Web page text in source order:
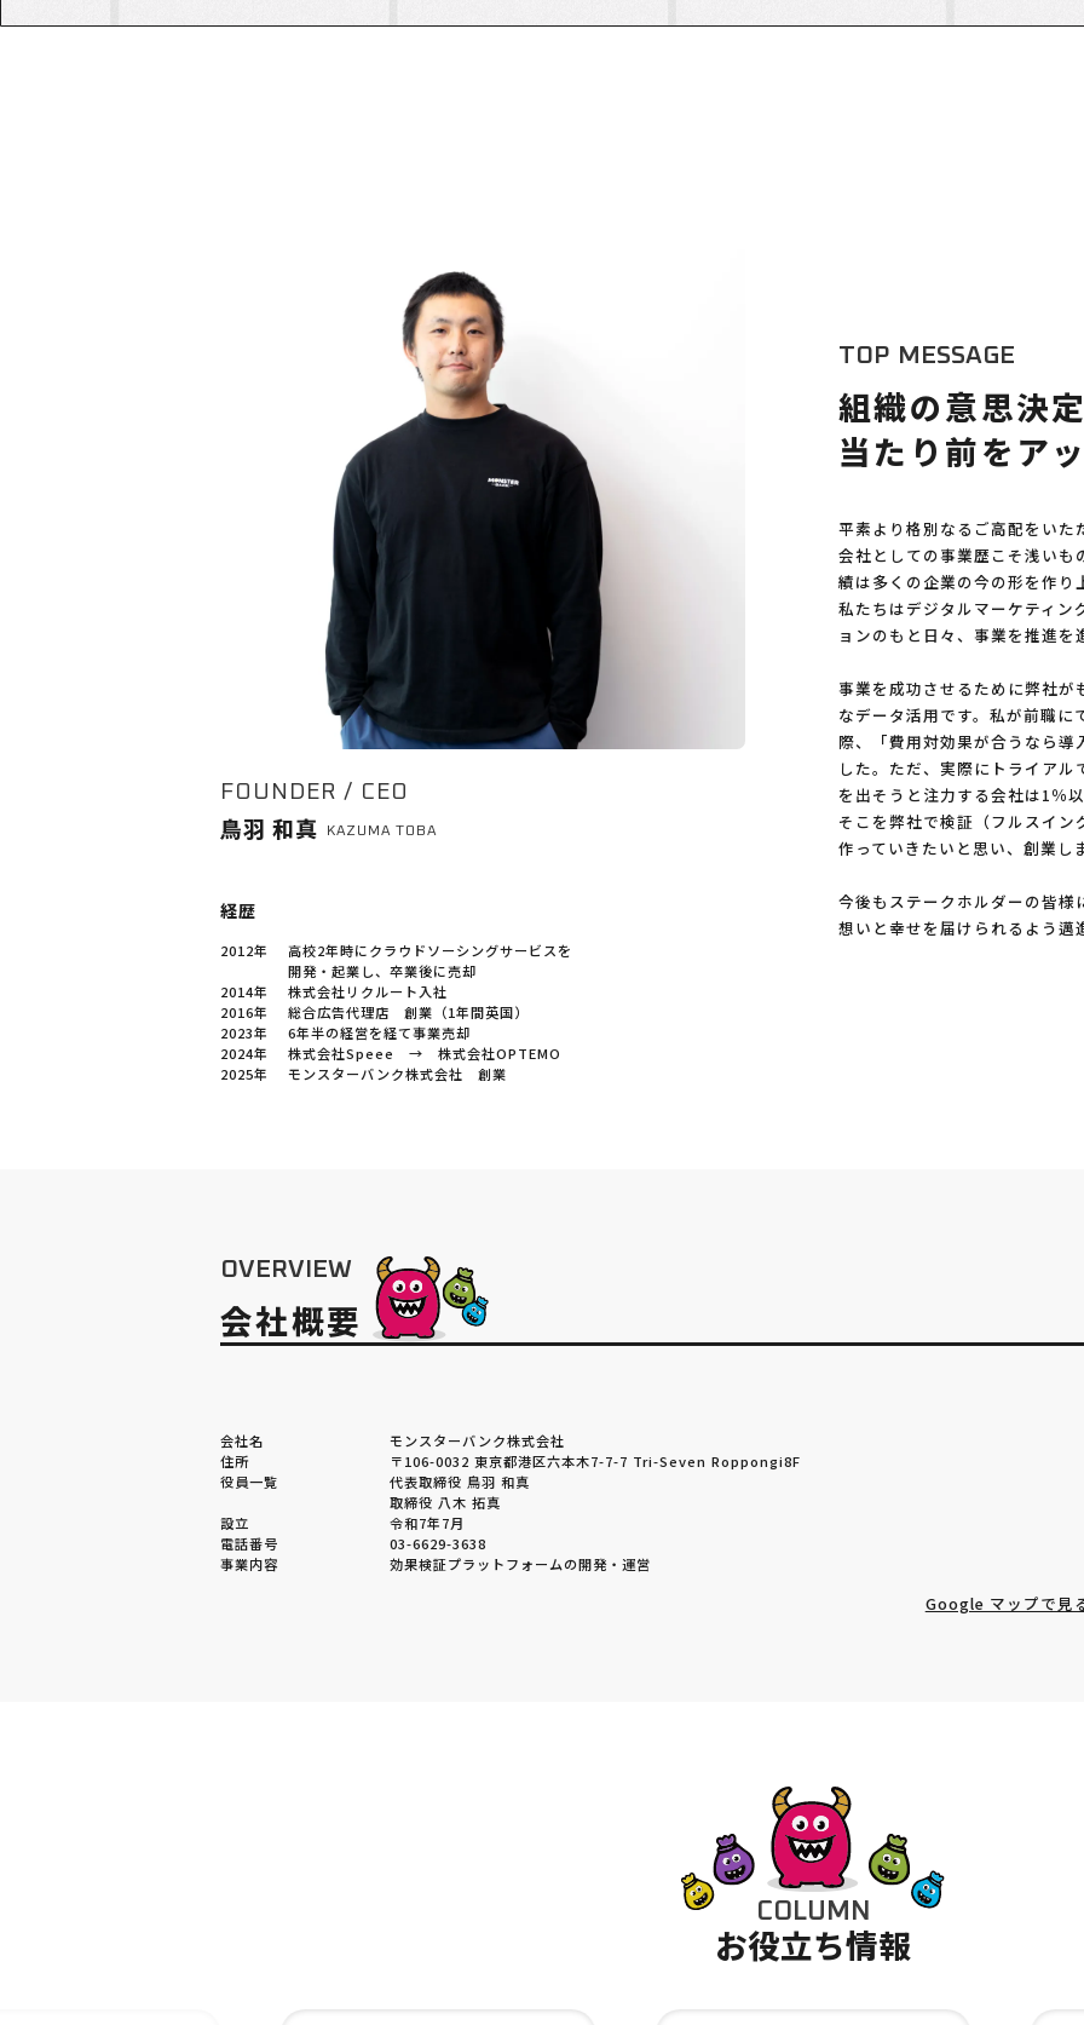
FOUNDER / CEO
鳥羽 和真 KAZUMA TOBA
経歴
2012年
高校2年時にクラウドソーシングサービスを
開発・起業し、卒業後に売却
2014年
株式会社リクルート入社
2016年
総合広告代理店 創業（1年間英国）
2023年
6年半の経営を経て事業売却
2024年
株式会社Speee → 株式会社OPTEMO
2025年
モンスターバンク株式会社 創業
TO P M ESSAG E
組織の意思決
当た り 前を ア
平素より格別なるご高配をいた
会社としての事業歴こそ浅い
績は多くの企業の今の形を作り
私たちはデジタルマーケティン
ョンのもと日々、事業を推進を
事業を成功させるために弊社
なデータ活用です。私が前職
際、「費用対効果が合うなら
した。ただ、実際にトライア
を出そうと注力する会社は1％
そこを弊社で検証（フルスイン
作っていきたいと思い、創業し
今後もステークホルダーの皆様
想いと幸せを届けられるよう邁
OV E RV EW
会社概要
会社名
モンスターバンク株式会社
住所
〒106-0032 東京都港区六本木7-7-7 Tri-Seven Roppongi8F
役員一覧
代表取締役 鳥羽 和真
取締役 八木 拓真
設立
令和7年7月
電話番号
03-6629-3638
事業内容
効果検証プラットフォームの開発・運営
Google マップで見
CO LU M N
お役立ち情報